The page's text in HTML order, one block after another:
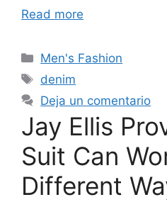
Read more
Categorías
Men's Fashion
Etiquetas
denim
Deja un comentario
Jay Ellis
Suit Can
Different